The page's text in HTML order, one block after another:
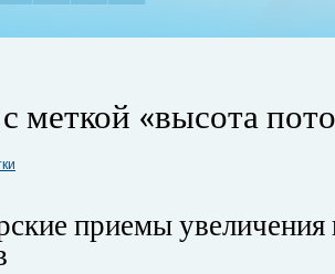
появляются клопы, тараканы, грызуны или
волнение. Большинство из паразитов
их может стать уже вдвое, а то и втрое
меткой «высота
приемы